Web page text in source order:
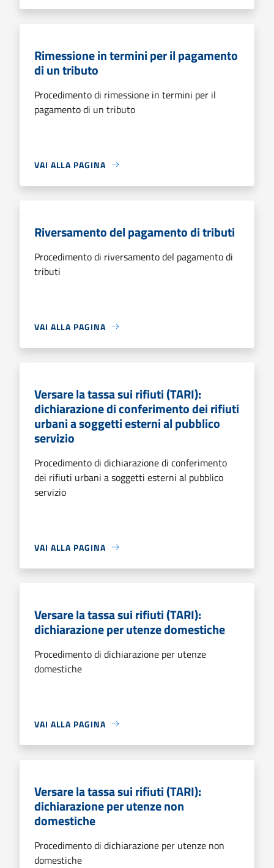
Rimessione in termini per il pagamento
di un tributo
Procedimento di rimessione in termini per il
pagamento di un tributo
VAI ALLA PAGINA
Riversamento del pagamento di tributi
Procedimento di riversamento del pagamento di
tributi
VAI ALLA PAGINA
Versare la tassa sui rifiuti (TARI):
dichiarazione di conferimento dei rifiuti
urbani a soggetti esterni al pubblico
servizio
Procedimento di dichiarazione di conferimento
dei rifiuti urbani a soggetti esterni al pubblico
servizio
VAI ALLA PAGINA
Versare la tassa sui rifiuti (TARI):
dichiarazione per utenze domestiche
Procedimento di dichiarazione per utenze
domestiche
VAI ALLA PAGINA
Versare la tassa sui rifiuti (TARI):
dichiarazione per utenze non
domestiche
Procedimento di dichiarazione per utenze non
domestiche